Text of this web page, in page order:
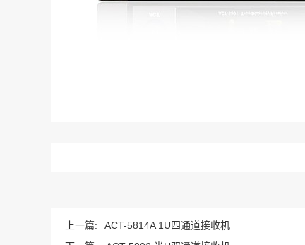
上一篇:
ACT-5814A 1U四通道接收机